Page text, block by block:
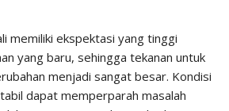
memiliki ekspektasi yang tinggi
yang baru, sehingga tekanan untuk
menjadi sangat besar. Kondisi
dapat memperparah masalah